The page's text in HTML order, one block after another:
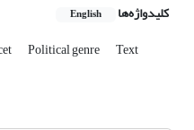
کلیدواژه‌ها English
Political genre Text